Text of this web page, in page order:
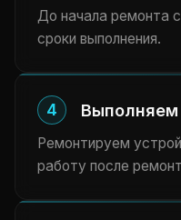
До начала ремонта
сроки выполнения.
4
Ремонтируем
работу после